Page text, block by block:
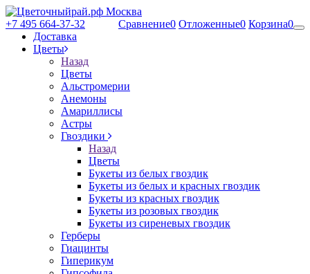
+7 495 664-37-32 Сравнение0 Отложенные0 Корзина0
Доставка
Цветы
Назад
Цветы
Альстромерии
Анемоны
Амариллисы
Астры
Гвоздики
Назад
Цветы
Букеты из белых гвоздик
Букеты из белых и красных гвоздик
Букеты из красных гвоздик
Букеты из розовых гвоздик
Букеты из сиреневых гвоздик
Герберы
Гиацинты
Гиперикум